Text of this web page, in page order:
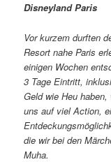
Disneyland Paris
Vor kurzem durften
Resort nahe Paris
einigen Wochen
3 Tage Eintritt,
Geld wie Heu
uns auf viel Action,
die wir bei den
Muha.